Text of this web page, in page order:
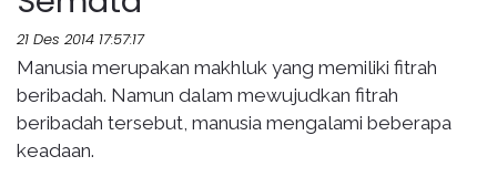
21 Des 2014 17:57:17
Manusia merupakan makhluk yang memiliki fitrah
beribadah. Namun dalam mewujudkan fitrah
beribadah tersebut, manusia mengalami beberapa
keadaan.